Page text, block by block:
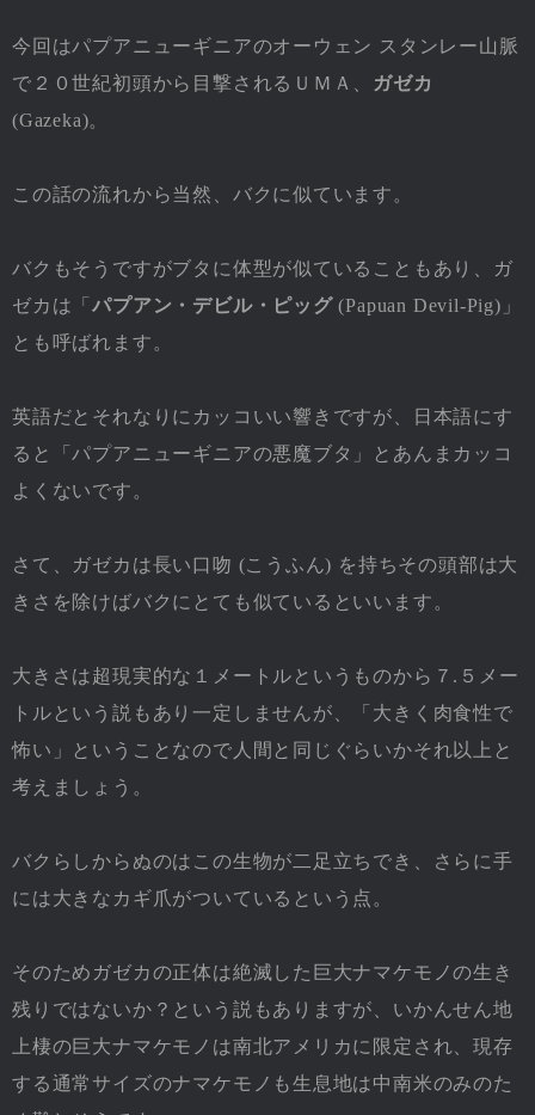
今回はパプアニューギニアのオーウェン スタンレー山脈
で２０世紀初頭から目撃されるＵＭＡ、
ガゼカ
(Gazeka)。
この話の流れから当然、バクに似ています。
バクもそうですがブタに体型が似ていることもあり、ガ
ゼカは「パプアン・デビル・ピッグ(Papuan Devil-Pig)」
とも呼ばれます。
英語だとそれなりにカッコいい響きですが、日本語にす
ると「パプアニューギニアの悪魔ブタ」とあんまカッコ
よくないです。
さて、ガゼカは長い口吻 (こうふん) を持ちその頭部は大
きさを除けばバクにとても似ているといいます。
大きさは超現実的な１メートルというものから７.５メー
トルという説もあり一定しませんが、「大きく肉食性で
怖い」ということなので人間と同じぐらいかそれ以上と
考えましょう。
バクらしからぬのはこの生物が二足立ちでき、さらに手
には大きなカギ爪がついているという点。
そのためガゼカの正体は絶滅した巨大ナマケモノの生き
残りではないか？という説もありますが、いかんせん地
上棲の巨大ナマケモノは南北アメリカに限定され、現存
する通常サイズのナマケモノも生息地は中南米のみのた